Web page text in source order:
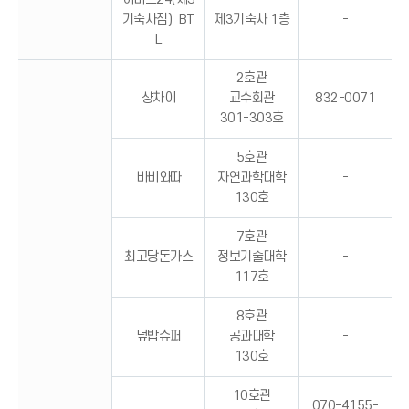
기숙사점)_BT
L
제3기숙사 1층 -
샹차이
2호관
교수회관
301-303호
832-0071
바비와따
5호관
자연과학대학
130호
-
최고당돈가스
7호관
정보기술대학
117호
-
덮밥슈퍼
8호관
공과대학
130호
-
10호관
070-4155-